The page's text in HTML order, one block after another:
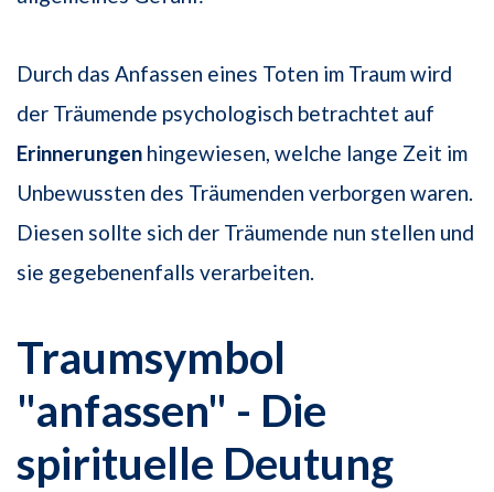
Durch das Anfassen eines Toten im Traum wird
der Träumende psychologisch betrachtet auf
Erinnerungen hingewiesen, welche lange Zeit im
Unbewussten des Träumenden verborgen waren.
Diesen sollte sich der Träumende nun stellen und
sie gegebenenfalls verarbeiten.
Traumsymbol
"anfassen" - Die
spirituelle Deutung